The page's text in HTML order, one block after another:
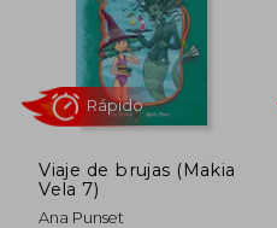
Rápido
Viaje de brujas (Makia
Vela 7)
Ana Punset